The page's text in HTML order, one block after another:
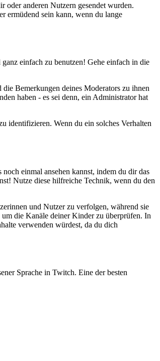
oder anderen Nutzern gesendet wurden.
ermüdend sein kann, wenn du lange
einfach zu benutzen! Gehe einfach in die
Bemerkungen deines Moderators zu ihnen
haben - es sei denn, ein Administrator hat
identifizieren. Wenn du ein solches Verhalten
einmal ansehen kannst, indem du dir das
Nutze diese hilfreiche Technik, wenn du den
und Nutzer zu verfolgen, während sie
die Kanäle deiner Kinder zu überprüfen. In
verwenden würdest, da du dich
Sprache in Twitch. Eine der besten